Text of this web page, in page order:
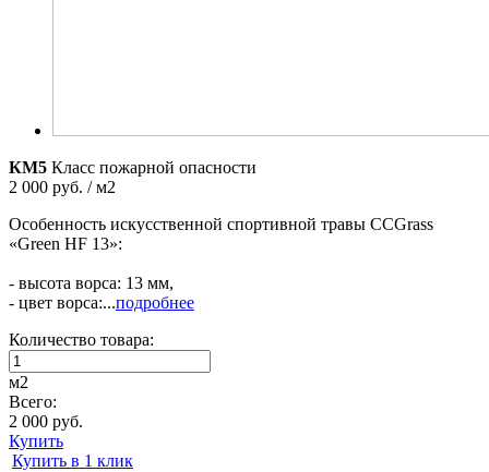
КМ5 Класс пожарной опасности
2 000 руб. / м2
Особенность искусственной спортивной травы CCGrass
«Green HF 13»:
- высота ворса: 13 мм,
- цвет ворса:...подробнее
Количество товара:
м2
Всего:
2 000 руб.
Купить
Купить в 1 клик